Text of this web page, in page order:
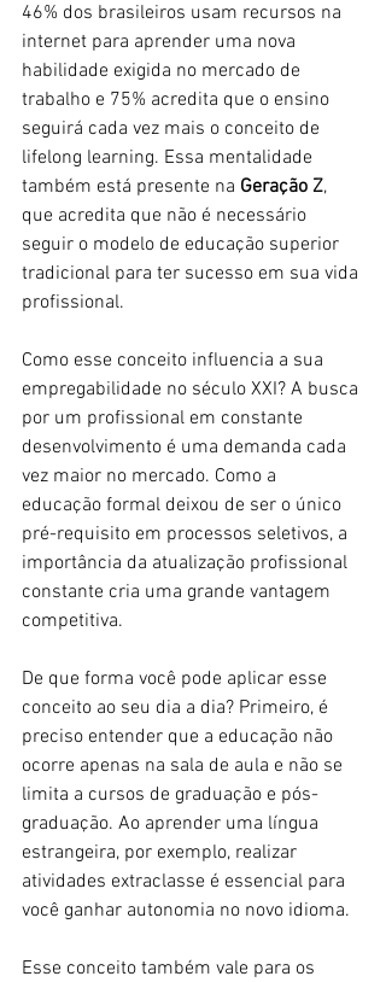
46% dos brasileiros usam recursos na
internet para aprender uma nova
habilidade exigida no mercado de
trabalho e 75% acredita que o ensino
seguirá cada vez mais o conceito de
lifelong learning. Essa mentalidade
também está presente na Geração Z,
que acredita que não é necessário
seguir o modelo de educação superior
tradicional para ter sucesso em sua vida
profissional.
Como esse conceito influencia a sua
empregabilidade no século XXI? A busca
por um profissional em constante
desenvolvimento é uma demanda cada
vez maior no mercado. Como a
educação formal deixou de ser o único
pré-requisito em processos seletivos, a
importância da atualização profissional
constante cria uma grande vantagem
competitiva.
De que forma você pode aplicar esse
conceito ao seu dia a dia? Primeiro, é
preciso entender que a educação não
ocorre apenas na sala de aula e não se
limita a cursos de graduação e pós-
graduação. Ao aprender uma língua
estrangeira, por exemplo, realizar
atividades extraclasse é essencial para
você ganhar autonomia no novo idioma.
Esse conceito também vale para os